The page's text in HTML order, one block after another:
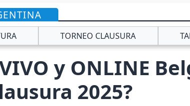
TORNEO CLAUSURA
y ONLINE
2025?